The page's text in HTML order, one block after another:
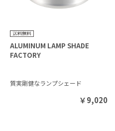
ALUMINUM LAMP SHADE
FACTORY
質実剛健なランプシェード
￥9,020